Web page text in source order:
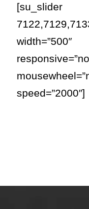
[su_slider
speed=”2000″]